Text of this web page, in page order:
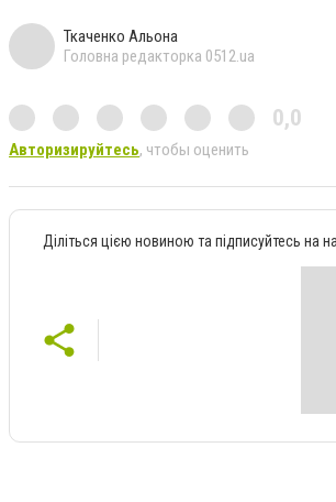
Ткаченко Альона
Головна редакторка 0512.ua
0,0
Авторизируйтесь, чтобы оценить
Діліться цією новиною та підписуйтесь на